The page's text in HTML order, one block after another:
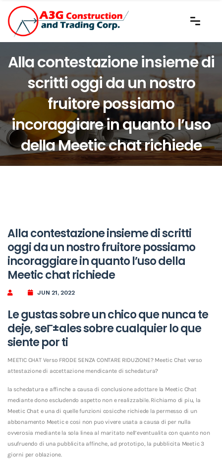
Alla contestazione insieme di
scritti oggi da un nostro
fruitore possiamo
incoraggiare in quanto l’uso
della Meetic chat richiede
Alla contestazione insieme di scritti
oggi da un nostro fruitore possiamo
incoraggiare in quanto l’uso della
Meetic chat richiede
JUN 21, 2022
Le gustas sobre un chico que nunca te
deje, seГ±ales sobre cualquier lo que
siente por ti
MEETIC CHAT Verso FRODE SENZA CONTARE RIDUZIONE? Meetic Chat verso
attestazione di accettazione mendicante di schedatura?
la schedatura e affinche a causa di conclusione adottare la Meetic Chat
mediante dono escludendo aspetto non e realizzabile. Richiamo di piu, la
Meetic Chat e una di quelle funzioni cosicche richiede la permesso di un
abbonamento Meetic e cosi non puo vivere usata a causa di per nulla
ovverosia mediante la sola linea al maritato nell’eventualita con quanto non
usufruendo di una pubblicita affinche, ad prototipo, la pubblicita Meetic 3
giorni per oblazione.